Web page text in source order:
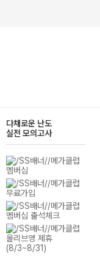
다채로운 난도
실전 모의고사